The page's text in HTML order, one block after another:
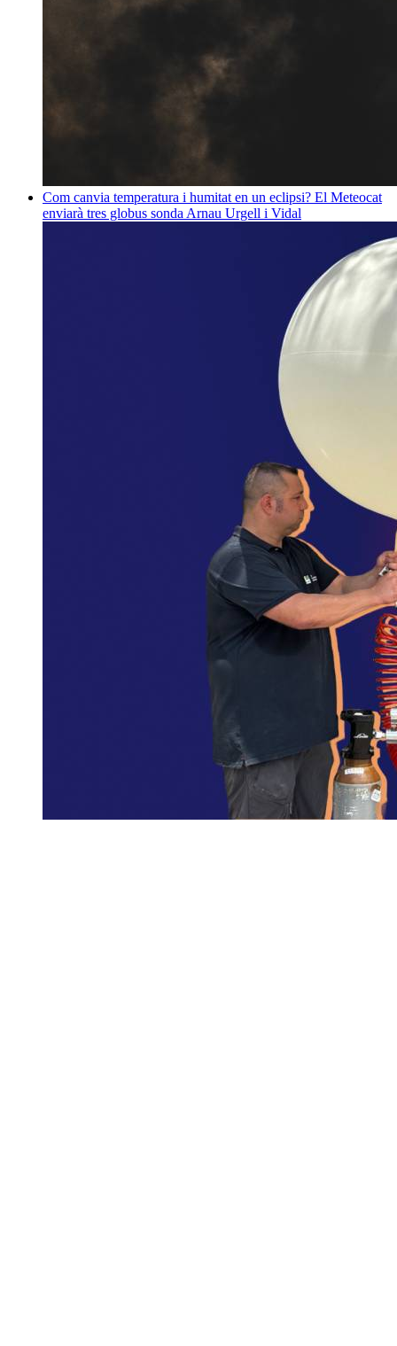
Com canvia temperatura i humitat en un eclipsi? El Meteocat
enviarà tres globus sonda Arnau Urgell i Vidal